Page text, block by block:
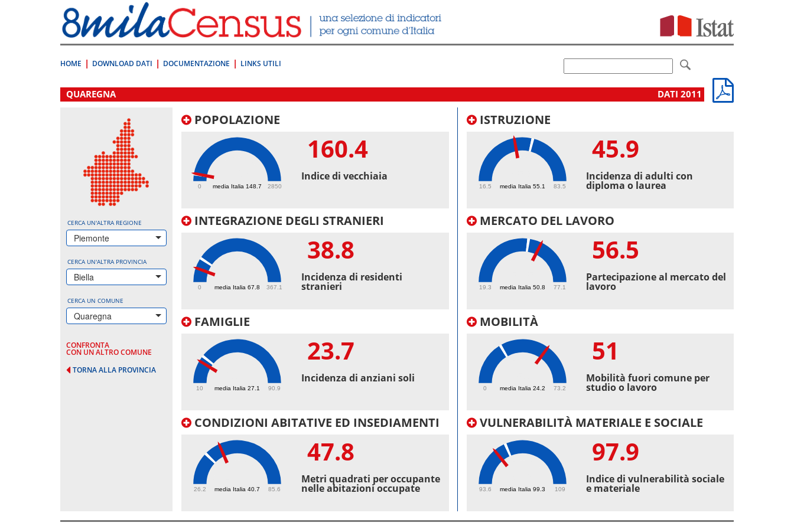
direttamente
a:
Contenuto
HOME DOWNLOAD DATI DOCUMENTAZIONE LINKS UTILI
.
QUAREGNA DATI 2011
CERCA UN'ALTRA REGIONE
Piemonte
CERCA UN'ALTRA PROVINCIA
Biella
CERCA UN COMUNE
Quaregna
CONFRONTA
CON UN ALTRO COMUNE
TORNA ALLA PROVINCIA
POPOLAZIONE
media Italia 148.7
0 2850
160.4
Indice di vecchiaia
INTEGRAZIONE DEGLI STRANIERI
media Italia 67.8
0 367.1
38.8
Incidenza di residenti
stranieri
FAMIGLIE
media Italia 27.1
10 90.9
23.7
Incidenza di anziani soli
CONDIZIONI ABITATIVE ED INSEDIAMENTI
media Italia 40.7
26.2 85.6
47.8
Metri quadrati per occupante
nelle abitazioni occupate
ISTRUZIONE
media Italia 55.1
16.5 83.5
45.9
Incidenza di adulti con
diploma o laurea
MERCATO DEL LAVORO
media Italia 50.8
19.3 77.1
56.5
Partecipazione al mercato del
lavoro
MOBILITÀ
media Italia 24.2
0 73.2
51
Mobilità fuori comune per
studio o lavoro
VULNERABILITÀ MATERIALE E SOCIALE
media Italia 99.3
93.6 109
97.9
Indice di vulnerabilità sociale
e materiale